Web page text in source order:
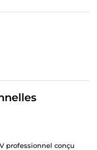
professionnel conçu